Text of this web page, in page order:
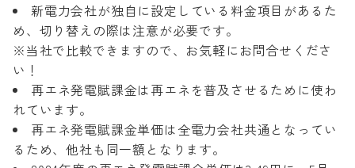
新電力会社が独自に設定している料金項目があるた
め、切り替えの際は注意が必要です。
※当社で比較できますので、お気軽にお問合せくださ
い！
再エネ発電賦課金は再エネを普及させるために使わ
れています。
再エネ発電賦課金単価は全電力会社共通となってい
るため、他社も同一額となります。